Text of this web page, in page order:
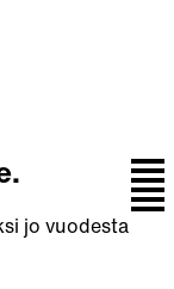
jo vuodesta